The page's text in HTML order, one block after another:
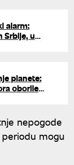
alarm:
Srbije, u
planete:
oborile
nepogode
mogu